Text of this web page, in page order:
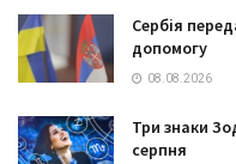
Сербія
допомогу
08.08.2026
Три знаки
серпня